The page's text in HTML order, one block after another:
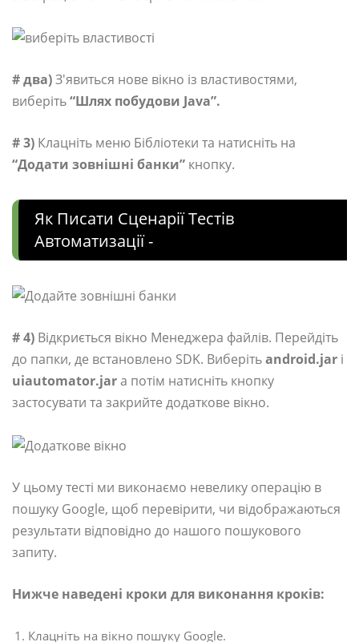
# два)З'явиться нове вікно із властивостями,
виберіть“Шлях побудови Java”.
# 3) Клацніть меню Бібліотеки та натисніть на
“Додати зовнішні банки” кнопку.
Як Писати Сценарії Тестів
Автоматизації -
# 4) Відкриється вікно Менеджера файлів. Перейдіть
до папки, де встановлено SDK. Виберітьandroid.jar і
uiautomator.jarа потім натисніть кнопку
застосувати та закрийте додаткове вікно.
У цьому тесті ми виконаємо невелику операцію в
пошуку Google, щоб перевірити, чи відображаються
результати відповідно до нашого пошукового
запиту.
Нижче наведені кроки для виконання кроків:
Клацніть на вікно пошуку Google.